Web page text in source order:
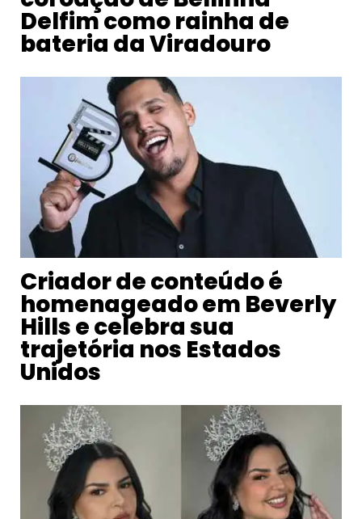
Delfim como rainha de
bateria da Viradouro
Criador de conteúdo é
homenageado em Beverly
Hills e celebra sua
trajetória nos Estados
Unidos